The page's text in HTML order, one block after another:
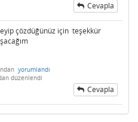
Cevapla
çözdüğünüz için teşekkür
yorumlandı
düzenlendi
Cevapla